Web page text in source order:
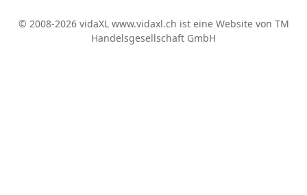
© 2008-2026 vidaXL www.vidaxl.ch ist eine Website von TM
Handelsgesellschaft GmbH